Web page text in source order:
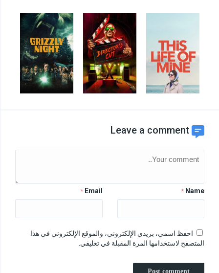
Leave a comment
Name
*
Email
*
احفظ اسمي، بريدي الإلكتروني، والموقع الإلكتروني في هذا
المتصفح لاستخدامها المرة المقبلة في تعليقي.